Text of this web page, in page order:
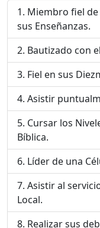
Miembro fiel
sus Enseñanzas.
Bautizado con
Fiel en sus
Asistir
Cursar los
Bíblica.
Líder de una
Asistir al
Local.
Realizar sus